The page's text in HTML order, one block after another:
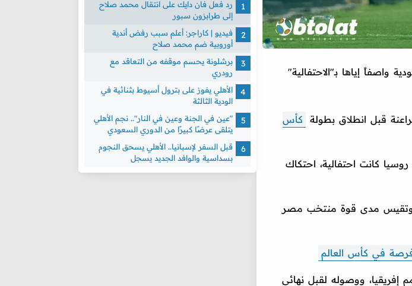
واصفاً إياها بـ"الاحتفالية"
قبل انطلاق بطولة
كأس
كانت احتفالية، احتكاك
وتقيس مدى قوة منتخب مصر
في كأس العالم
ووصوله لقبل نهائي
رد فعل فان دايك على انتقال محمد صلاح
إلى طرابزون سبور
فيديو | كاراجر: أعلم سبب رفض أندية
أوروبية ضم محمد صلاح
برشلونة يحسم موقفه من التعاقد مع
رودري
الأهلي يفوز على بترول أسيوط بثنائية في
الودية الثالثة
"عين في الجنة وعين في النار".. نجم الأهلي
يتلقى عرضًا كبيرًا من الدوري السعودي
قبل السفر لإسبانيا.. الأهلي يسحق النجوم
بسداسية والوافد الجديد يسجل